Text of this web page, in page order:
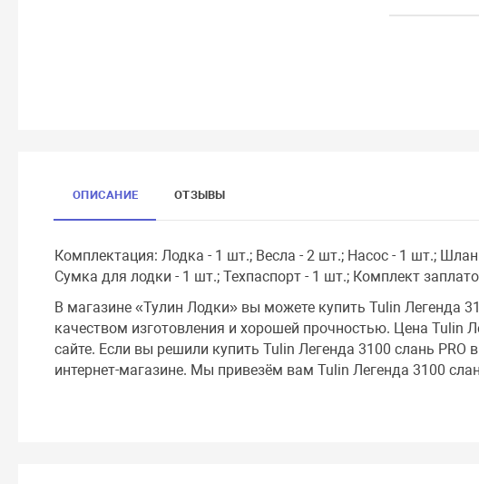
ОПИСАНИЕ ОТЗЫВЫ
Комплектация: Лодка - 1 шт.; Весла - 2 шт.; Насос - 1 шт.;
Сумка для лодки - 1 шт.; Техпаспорт - 1 шт.; Комплект
В магазине «Тулин Лодки» вы можете купить Tulin Легенда
качеством изготовления и хорошей прочностью. Цена Tulin
сайте. Если вы решили купить Tulin Легенда 3100 слань PRO
интернет-магазине. Мы привезём вам Tulin Легенда 3100